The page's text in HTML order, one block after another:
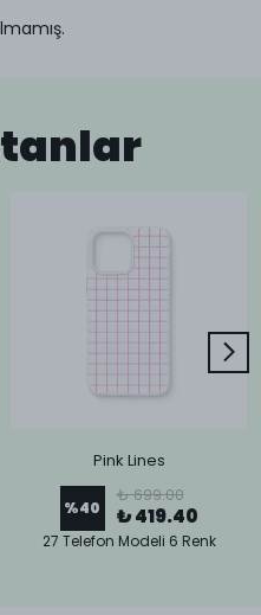
Pink Lines
%40
₺ 699.00
₺ 419.40
27 Telefon Modeli 6 Renk